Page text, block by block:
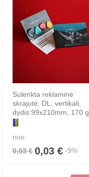
Sulenkta reklaminė
skrajutė, DL, vertikali,
dydis:99x210mm, 170 g
nuo
0,03 € 0,03 € -9%